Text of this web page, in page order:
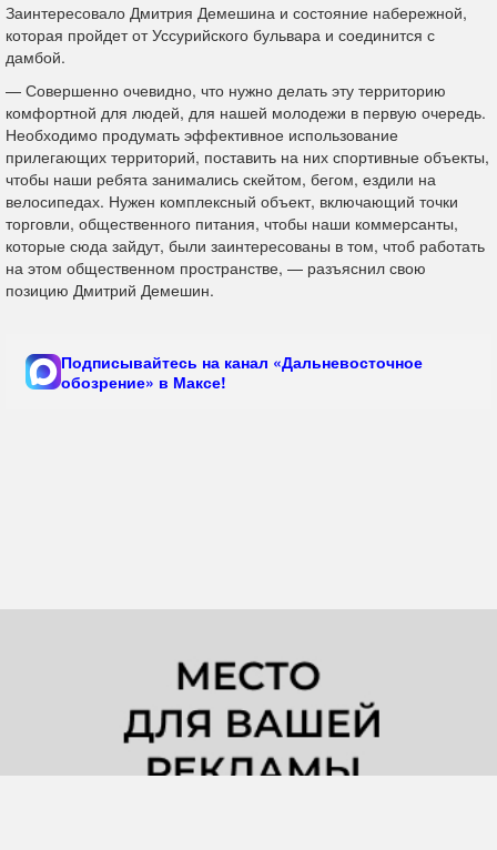
Заинтересовало Дмитрия Демешина и состояние набережной,
которая пройдет от Уссурийского бульвара и соединится с
дамбой.
— Совершенно очевидно, что нужно делать эту территорию
комфортной для людей, для нашей молодежи в первую очередь.
Необходимо продумать эффективное использование
прилегающих территорий, поставить на них спортивные объекты,
чтобы наши ребята занимались скейтом, бегом, ездили на
велосипедах. Нужен комплексный объект, включающий точки
торговли, общественного питания, чтобы наши коммерсанты,
которые сюда зайдут, были заинтересованы в том, чтоб работать
на этом общественном пространстве, — разъяснил свою
позицию Дмитрий Демешин.
Подписывайтесь на канал «Дальневосточное
обозрение» в Максе!